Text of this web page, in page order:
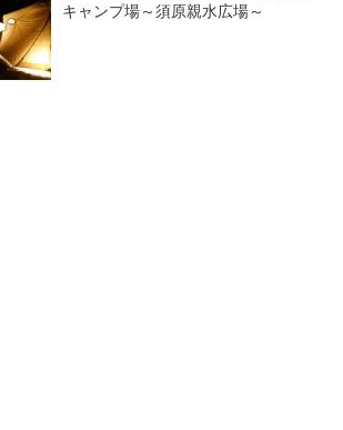
キャンプ場～須原親水広場～